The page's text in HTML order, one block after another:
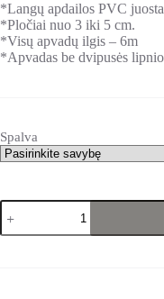
*Langų apdailos PVC
*Pločiai nuo 3 iki 5 cm.
*Visų apvadų ilgis – 6m
*Apvadas be dvipusės
Spalva
produkto
kiekis:
PVC